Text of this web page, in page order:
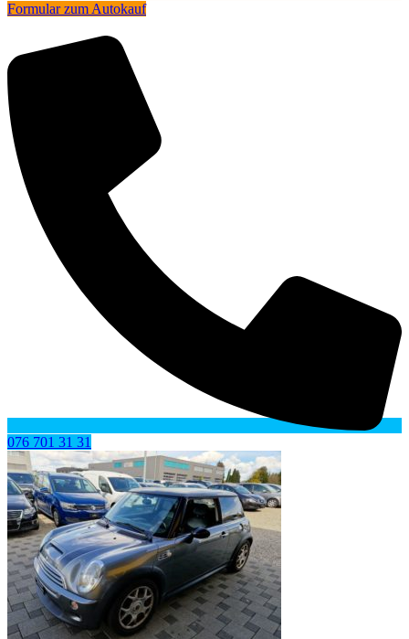
Formular zum Autokauf
076 701 31 31